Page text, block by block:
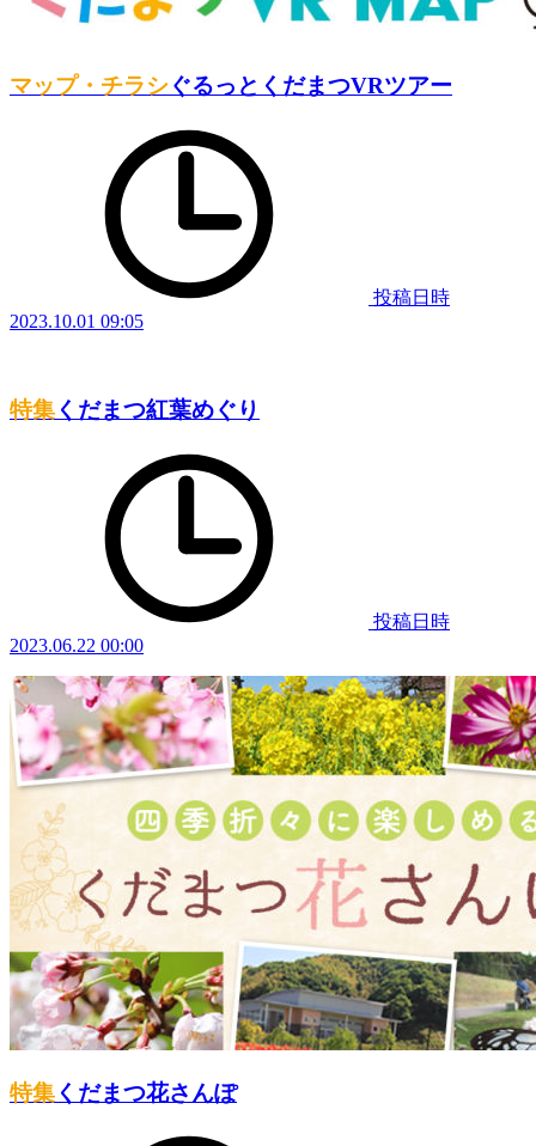
マップ・チラシぐるっとくだまつVRツアー
投稿日時
2023.10.01 09:05
特集 くだまつ紅葉めぐり
投稿日時
2023.06.22 00:00
特集 くだまつ花さんぽ